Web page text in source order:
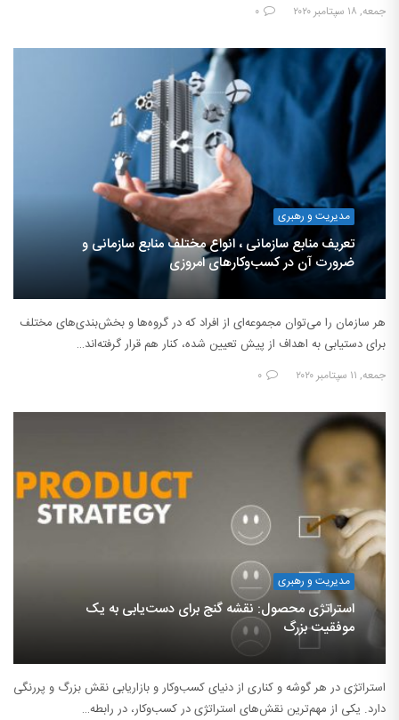
جمعه, ۱۸ سپتامبر ۲۰۲۰ ۰
مدیریت و رهبری
تعریف منابع سازمانی ، انواع مختلف منابع سازمانی و
ضرورت آن در کسب‌وکارهای امروزی
هر سازمان را می‌توان مجموعه‌ای از افراد که در گروه‌ها و بخش‌بندی‌های مختلف
برای دستیابی به اهداف از پیش تعیین شده، کنار هم قرار گرفته‌اند…
جمعه, ۱۱ سپتامبر ۲۰۲۰ ۰
مدیریت و رهبری
استراتژی محصول: نقشه گنج برای دست‌یابی به یک
موفقیت بزرگ
استراتژی در هر گوشه و کناری از دنیای کسب‌وکار و بازاریابی نقش بزرگ و پررنگی
دارد. یکی از مهم‌ترین نقش‌های استراتژی در کسب‌وکار، در رابطه…